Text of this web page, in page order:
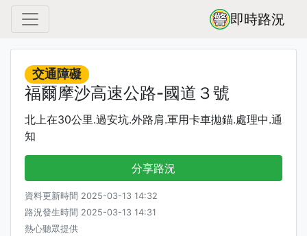
即時路況
交通障礙
福爾摩沙高速公路-國道３號
北上在30公里.過安坑.外路肩.軍用卡車拋錨.處理中.通
知
分享路況
資料更新時間 2025-03-13 14:32
路況發生時間 2025-03-13 14:31
熱心聽眾提供